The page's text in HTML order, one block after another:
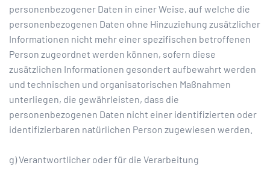
personenbezogener Daten in einer Weise, auf welche die
personenbezogenen Daten ohne Hinzuziehung zusätzlicher
Informationen nicht mehr einer spezifischen betroffenen
Person zugeordnet werden können, sofern diese
zusätzlichen Informationen gesondert aufbewahrt werden
und technischen und organisatorischen Maßnahmen
unterliegen, die gewährleisten, dass die
personenbezogenen Daten nicht einer identifizierten oder
identifizierbaren natürlichen Person zugewiesen werden.
g) Verantwortlicher oder für die Verarbeitung